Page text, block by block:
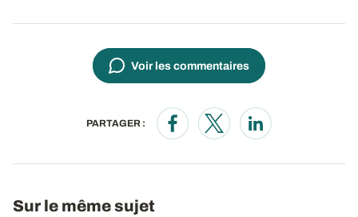
Voir les commentaires
PARTAGER :
Opens in a new window
Opens in a new window
Opens in a new
Sur le même sujet